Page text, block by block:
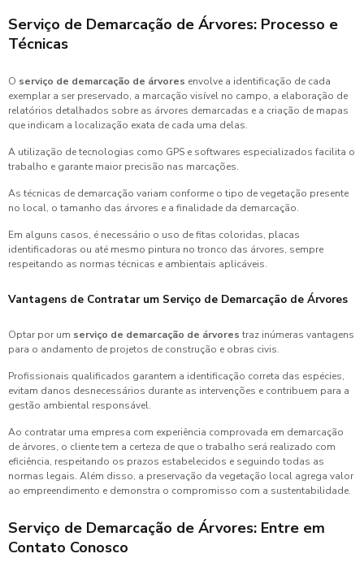
Serviço de Demarcação de Árvores: Processo e
Técnicas
O serviço de demarcação de árvores envolve a identificação de cada
exemplar a ser preservado, a marcação visível no campo, a elaboração de
relatórios detalhados sobre as árvores demarcadas e a criação de mapas
que indicam a localização exata de cada uma delas.
A utilização de tecnologias como GPS e softwares especializados facilita o
trabalho e garante maior precisão nas marcações.
As técnicas de demarcação variam conforme o tipo de vegetação presente
no local, o tamanho das árvores e a finalidade da demarcação.
Em alguns casos, é necessário o uso de fitas coloridas, placas
identificadoras ou até mesmo pintura no tronco das árvores, sempre
respeitando as normas técnicas e ambientais aplicáveis.
Vantagens de Contratar um Serviço de Demarcação de Árvores
Optar por um serviço de demarcação de árvores traz inúmeras vantagens
para o andamento de projetos de construção e obras civis.
Profissionais qualificados garantem a identificação correta das espécies,
evitam danos desnecessários durante as intervenções e contribuem para a
gestão ambiental responsável.
Ao contratar uma empresa com experiência comprovada em demarcação
de árvores, o cliente tem a certeza de que o trabalho será realizado com
eficiência, respeitando os prazos estabelecidos e seguindo todas as
normas legais. Além disso, a preservação da vegetação local agrega valor
ao empreendimento e demonstra o compromisso com a sustentabilidade.
Serviço de Demarcação de Árvores: Entre em
Contato Conosco